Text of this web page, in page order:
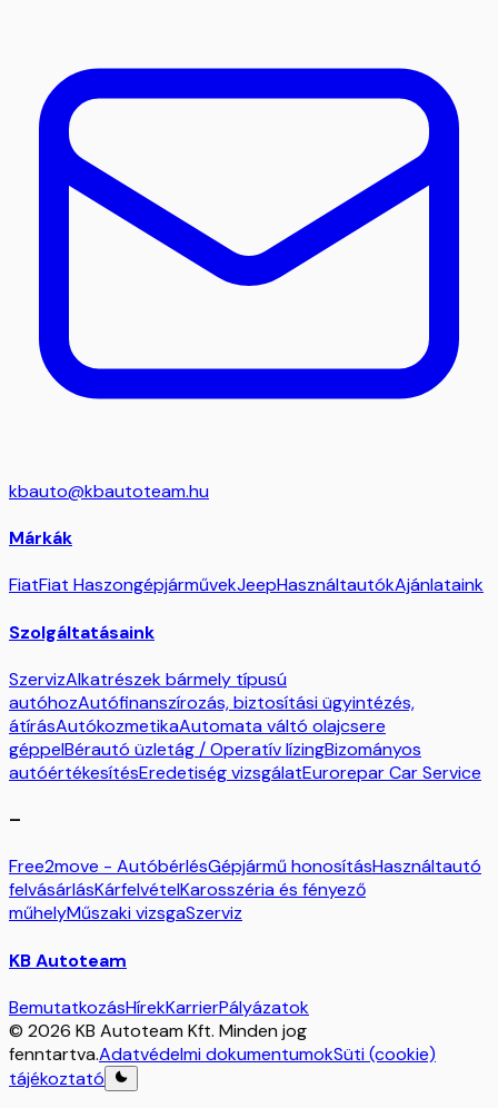
kbauto@kbautoteam.hu
Márkák
FiatFiat HaszongépjárművekJeepHasználtautókAjánlataink
Szolgáltatásaink
SzervizAlkatrészek bármely típusú
autóhozAutófinanszírozás, biztosítási ügyintézés,
átírásAutókozmetikaAutomata váltó olajcsere
géppelBérautó üzletág / Operatív lízingBizományos
autóértékesítésEredetiség vizsgálatEurorepar Car Service
–
Free2move - AutóbérlésGépjármű honosításHasználtautó
felvásárlásKárfelvételKarosszéria és fényező
műhelyMűszaki vizsgaSzerviz
KB Autoteam
BemutatkozásHírekKarrierPályázatok
© 2026 KB Autoteam Kft. Minden jog
fenntartva.Adatvédelmi dokumentumokSüti (cookie)
tájékoztató